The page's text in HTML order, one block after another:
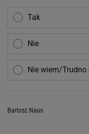
Tak
Nie
Nie wiem/Trudno
Bartosz Naus